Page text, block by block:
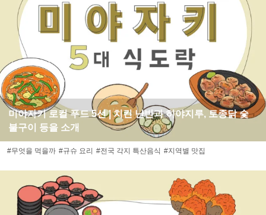
미야자키 로컬 푸드 5선 | 치킨 난반과 히야지루, 토종닭 숯
불구이 등을 소개
#무엇을 먹을까 #규슈 요리 #전국 각지 특산음식 #지역별 맛집